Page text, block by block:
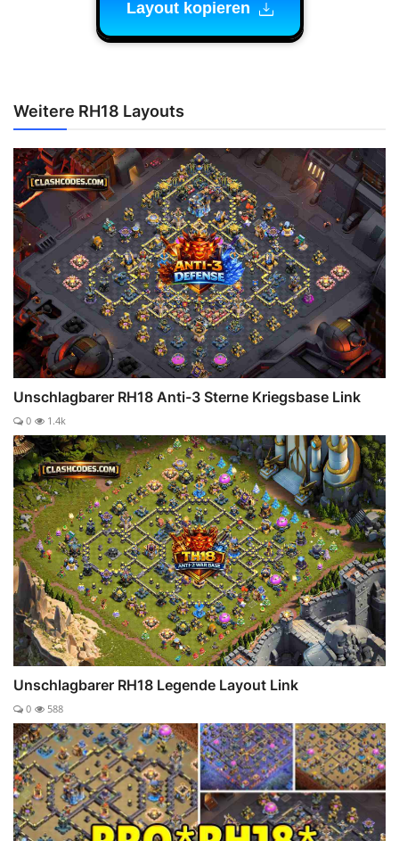
Layout kopieren
Weitere RH18 Layouts
Unschlagbarer RH18 Anti-3 Sterne Kriegsbase Link
0 1.4k
Unschlagbarer RH18 Legende Layout Link
0 588